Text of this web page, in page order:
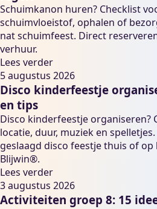
Schuimkanon huren? Checklist
schuimvloeistof, ophalen of
nat schuimfeest. Direct
verhuur.
Lees verder
5 augustus 2026
Disco kinderfeestje
en tips
Disco kinderfeestje organiseren?
locatie, duur, muziek en
geslaagd disco feestje thuis of op
Blijwin®.
Lees verder
3 augustus 2026
Activiteiten groep 8: 15